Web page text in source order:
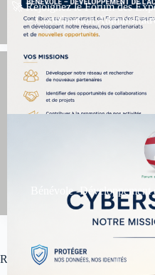
🚀 Rejoignez le Forum des
– Coordination
Bénévole -
Réunions mensuelles des